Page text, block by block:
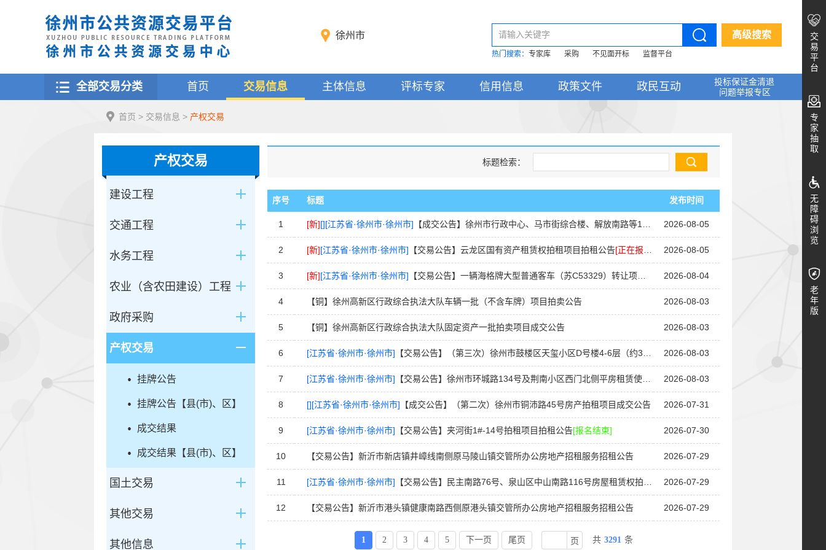
徐州市 高级搜索
请输入关键字
热门搜索： 专家库 采购 不见面开标 监督平台
全部交易分类 首页 交易信息 主体信息 评标专家 信用信息 政策文件 政民互动
投标保证金清退
问题举报专区
交
易
平
台
专
家
抽
取
无
障
碍
浏
览
老
年
版
首页 > 交易信息 > 产权交易
产权交易
建设工程
交通工程
水务工程
农业（含农田建设）工程
政府采购
产权交易
挂牌公告
挂牌公告【县(市)、区】
成交结果
成交结果【县(市)、区】
国土交易
其他交易
其他信息
标题检索：
序号 标题 发布时间
1 [新][][江苏省·徐州市·徐州市] 【成交公告】徐州市行政中心、马市街综合楼、解放南路等10处房屋招租项目成交公告 2026-08-05
2 [新][江苏省·徐州市·徐州市] 【交易公告】云龙区国有资产租赁权拍租项目拍租公告[正在报名] 2026-08-05
3 [新][江苏省·徐州市·徐州市] 【交易公告】一辆海格牌大型普通客车（苏C53329）转让项目（第三次）拍卖公告 2026-08-04
4 【铜】徐州高新区行政综合执法大队车辆一批（不含车牌）项目拍卖公告 2026-08-03
5 【铜】徐州高新区行政综合执法大队固定资产一批拍卖项目成交公告 2026-08-03
6 [江苏省·徐州市·徐州市] 【交易公告】（第三次）徐州市鼓楼区天玺小区D号楼4-6层（约30套）房产拍租项目拍租公告 2026-08-03
7 [江苏省·徐州市·徐州市] 【交易公告】徐州市环城路134号及荆南小区西门北侧平房租赁使用权二处拍租项目拍租公告 2026-08-03
8 [][江苏省·徐州市·徐州市] 【成交公告】（第二次）徐州市铜沛路45号房产拍租项目成交公告 2026-07-31
9 [江苏省·徐州市·徐州市] 【交易公告】夹河街1#-14号拍租项目拍租公告[报名结束] 2026-07-30
10 【交易公告】新沂市新店镇井嶂线南侧原马陵山镇交管所办公房地产招租服务招租公告 2026-07-29
11 [江苏省·徐州市·徐州市] 【交易公告】民主南路76号、泉山区中山南路116号房屋租赁权拍租项目拍租公告 [正在报名]
2026-07-29
12 【交易公告】新沂市港头镇健康南路西侧原港头镇交管所办公房地产招租服务招租公告 2026-07-29
1 2 3 4 5 下一页 尾页 页 共 3291 条